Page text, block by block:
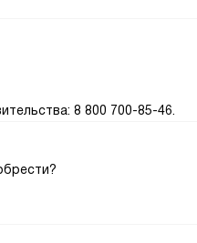
8 800 700-85-46.